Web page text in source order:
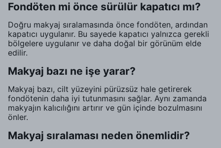
Fondöten mi önce sürülür kapatıcı mı?
Doğru makyaj sıralamasında önce fondöten, ardından
kapatıcı uygulanır. Bu sayede kapatıcı yalnızca gerekli
bölgelere uygulanır ve daha doğal bir görünüm elde
edilir.
Makyaj bazı ne işe yarar?
Makyaj bazı, cilt yüzeyini pürüzsüz hale getirerek
fondötenin daha iyi tutunmasını sağlar. Aynı zamanda
makyajın kalıcılığını artırır ve gün içinde bozulmasını
önler.
Makyaj sıralaması neden önemlidir?